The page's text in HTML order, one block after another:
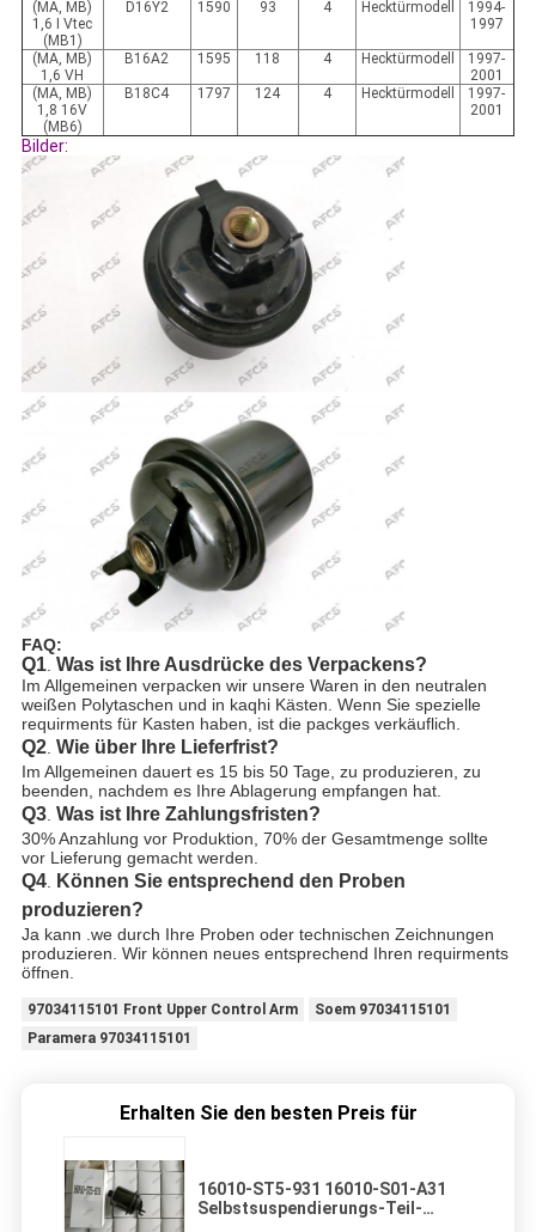
(MA, MB)
1,6 I Vtec
(MB1)
D16Y2 1590 93 4 Hecktürmodell
1994-
1997
(MA, MB)
1,6 VH
B16A2 1595 118 4 Hecktürmodell
1997-
2001
(MA, MB)
1,8 16V
(MB6)
B18C4 1797 124 4 Hecktürmodell
1997-
2001
Bilder:
FAQ:
Q1. Was ist Ihre Ausdrücke des Verpackens?
Im Allgemeinen verpacken wir unsere Waren in den neutralen
weißen Polytaschen und in kaqhi Kästen. Wenn Sie spezielle
requirments für Kasten haben, ist die packges verkäuflich.
Q2. Wie über Ihre Lieferfrist?
Im Allgemeinen dauert es 15 bis 50 Tage, zu produzieren, zu
beenden, nachdem es Ihre Ablagerung empfangen hat.
Q3. Was ist Ihre Zahlungsfristen?
30% Anzahlung vor Produktion, 70% der Gesamtmenge sollte
vor Lieferung gemacht werden.
Q4. Können Sie entsprechend den Proben
produzieren?
Ja kann .we durch Ihre Proben oder technischen Zeichnungen
produzieren. Wir können neues entsprechend Ihren requirments
öffnen.
97034115101 Front Upper Control Arm
Soem 97034115101
Paramera 97034115101
Erhalten Sie den besten Preis für
16010-ST5-931 16010-S01-A31
Selbstsuspendierungs-Teil-